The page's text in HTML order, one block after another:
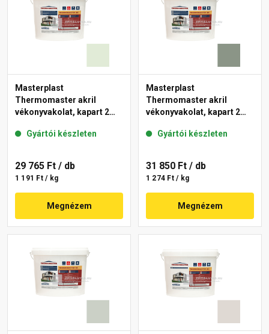
Masterplast
Thermomaster akril
vékonyvakolat, kapart 2
Gyártói készleten
29 765 Ft / db
1 191 Ft / kg
Megnézem
Masterplast
Thermomaster akril
vékonyvakolat, kapart 2
Gyártói készleten
31 850 Ft / db
1 274 Ft / kg
Megnézem